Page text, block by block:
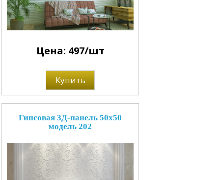
Цена: 497/шт
Купить
Гипсовая 3Д-панель 50x50
модель 202